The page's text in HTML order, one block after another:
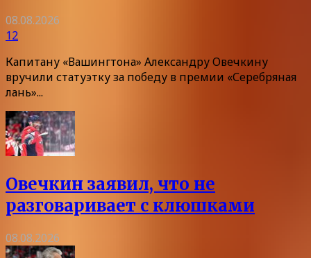
08.08.2026
12
Капитану «Вашингтона» Александру Овечкину
вручили статуэтку за победу в премии «Серебряная
лань»...
Овечкин заявил, что не
разговаривает с клюшками
08.08.2026